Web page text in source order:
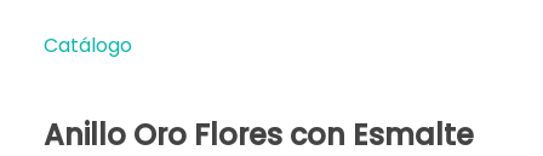
Catálogo
Anillo Oro Flores con Esmalte